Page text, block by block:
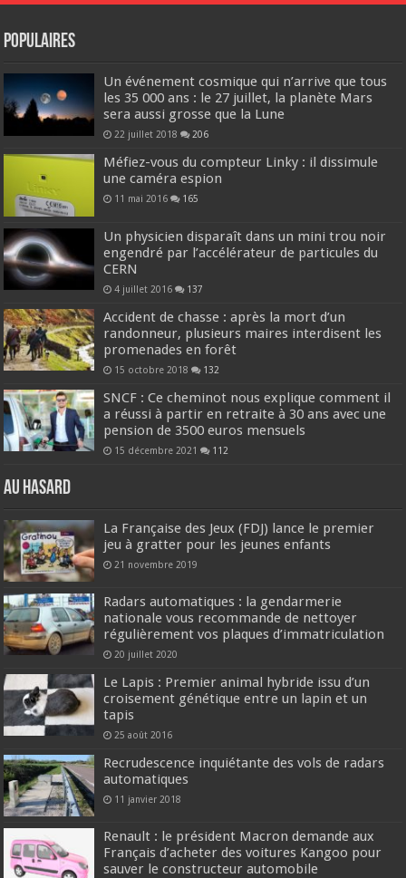
Populaires
Un événement cosmique qui n’arrive que tous
les 35 000 ans : le 27 juillet, la planète Mars
sera aussi grosse que la Lune
22 juillet 2018 206
Méfiez-vous du compteur Linky : il dissimule
une caméra espion
11 mai 2016 165
Un physicien disparaît dans un mini trou noir
engendré par l’accélérateur de particules du
CERN
4 juillet 2016 137
Accident de chasse : après la mort d’un
randonneur, plusieurs maires interdisent les
promenades en forêt
15 octobre 2018 132
SNCF : Ce cheminot nous explique comment il
a réussi à partir en retraite à 30 ans avec une
pension de 3500 euros mensuels
15 décembre 2021 112
Au hasard
La Française des Jeux (FDJ) lance le premier
jeu à gratter pour les jeunes enfants
21 novembre 2019
Radars automatiques : la gendarmerie
nationale vous recommande de nettoyer
régulièrement vos plaques d’immatriculation
20 juillet 2020
Le Lapis : Premier animal hybride issu d’un
croisement génétique entre un lapin et un
tapis
25 août 2016
Recrudescence inquiétante des vols de radars
automatiques
11 janvier 2018
Renault : le président Macron demande aux
Français d’acheter des voitures Kangoo pour
sauver le constructeur automobile